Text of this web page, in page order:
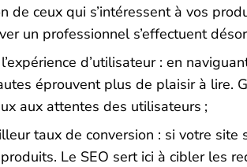
de ceux qui s’intéressent à vos
un professionnel s’effectuent
d’utilisateur : en
éprouvent plus de plaisir à lire.
aux attentes des utilisateurs ;
taux de conversion : si votre
Le SEO sert ici à cibler les